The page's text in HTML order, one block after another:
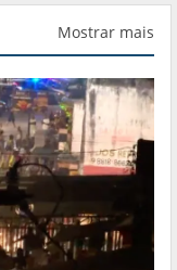
Mostrar mais